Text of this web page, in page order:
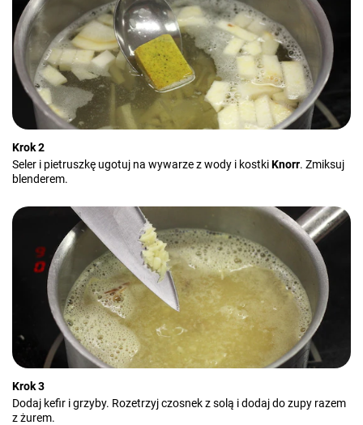
Krok 2
Seler i pietruszkę ugotuj na wywarze z wody i kostkiKnorr. Zmiksuj
blenderem.
Krok 3
Dodaj kefir i grzyby. Rozetrzyj czosnek z solą i dodaj do zupy razem
z żurem.